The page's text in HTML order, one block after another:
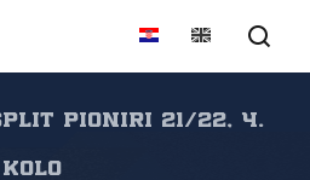
Pioniri 21/22, 4.
kolo